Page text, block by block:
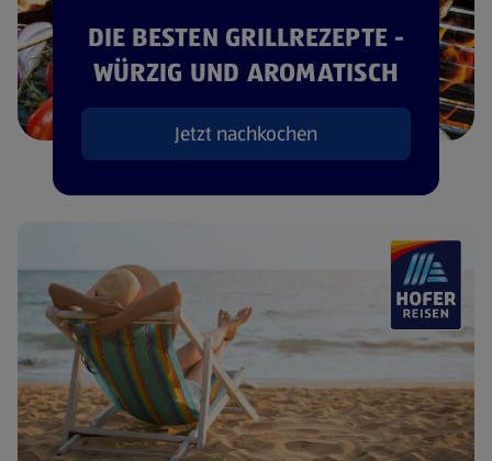
DIE BESTEN GRILLREZEPTE -
WÜRZIG UND AROMATISCH
Jetzt nachkochen